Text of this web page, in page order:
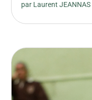
par Laurent JEANNAS